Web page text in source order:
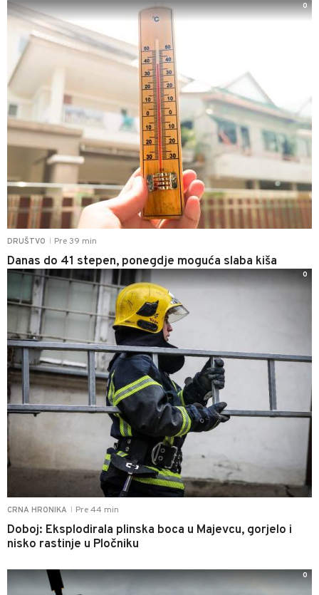
DRUŠTVO Pre 39 min
Danas do 41 stepen, ponegdje moguća slaba kiša
0
CRNA HRONIKA Pre 44 min
Doboj: Eksplodirala plinska boca u Majevcu, gorjelo i
nisko rastinje u Pločniku
0
0